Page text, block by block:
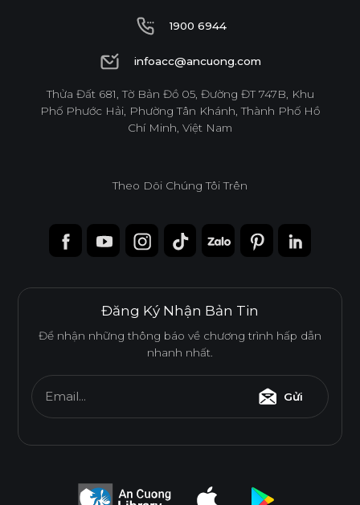
THÂN THIỆN MÔI TRƯỜNG
Kích thước(mm) 6 10 12 15
1220*3050
1220*3660 o
* Tuỳ theo mã sản phẩm sẽ có kích thước khác
nhau.
1900 6944
1900 6944
infoacc@ancuong.com
infoacc@ancuong.com
Thửa Đất 681, Tờ Bản Đồ 05, Đường ĐT 747B, Khu
Phố Phước Hải, Phường Tân Khánh, Thành Phố Hồ
Chí Minh, Việt Nam
Theo Dõi Chúng Tôi Trên
Đăng Ký Nhận Bản Tin
Để nhận những thông báo về chương trình hấp dẫn
nhanh nhất.
Email... Gửi